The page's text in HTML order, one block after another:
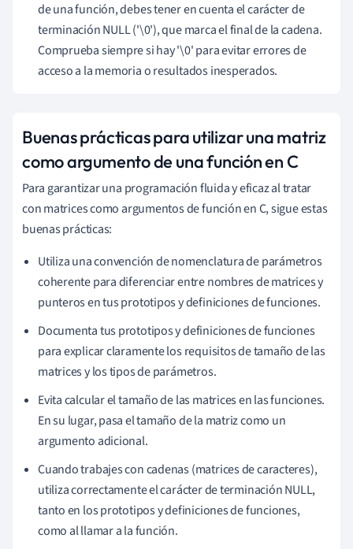
de una función, debes tener en cuenta el carácter de
terminación NULL ('\0'), que marca el final de la cadena.
Comprueba siempre si hay '\0' para evitar errores de
acceso a la memoria o resultados inesperados.
Buenas prácticas para utilizar una matriz
como argumento de una función en C
Para garantizar una programación fluida y eficaz al tratar
con matrices como argumentos de función en C, sigue estas
buenas prácticas:
Utiliza una convención de nomenclatura de parámetros
coherente para diferenciar entre nombres de matrices y
punteros en tus prototipos y definiciones de funciones.
Documenta tus prototipos y definiciones de funciones
para explicar claramente los requisitos de tamaño de las
matrices y los tipos de parámetros.
Evita calcular el tamaño de las matrices en las funciones.
En su lugar, pasa el tamaño de la matriz como un
argumento adicional.
Cuando trabajes con cadenas (matrices de caracteres),
utiliza correctamente el carácter de terminación NULL,
tanto en los prototipos y definiciones de funciones,
como al llamar a la función.